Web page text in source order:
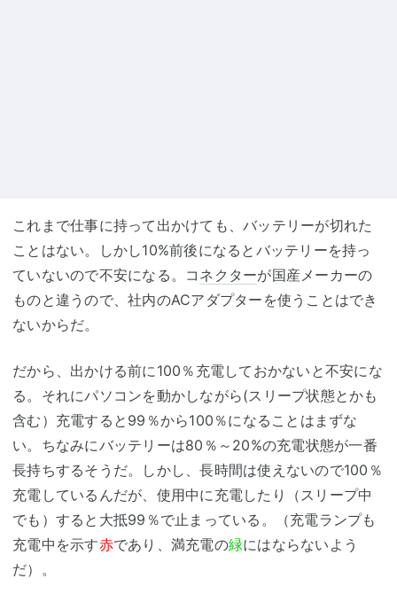
これまで仕事に持って出かけても、バッテリーが切れた
ことはない。しかし10%前後になるとバッテリーを持っ
ていないので不安になる。コ ネクターが国産メーカーの
ものと違うので、社内のACアダプターを使うことはでき
ないからだ。
だから、出かける前に100％充電しておかないと不安にな
る。それにパソコンを動かしながら(スリープ状態とかも
含む）充電すると99％から100％になることはまずな
い。ちなみにバッテリーは80％～20%の充電状態が一番
長持ちするそうだ。しかし、長時間は使えないので100％
充電しているんだが、使用中に充電したり（スリープ中
でも）すると大抵99％で止まっている。（充電ランプも
充電中を示す赤であり、満充電の緑にはならないよう
だ）。